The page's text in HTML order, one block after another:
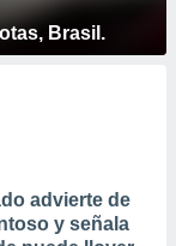
Brasil.
advierte de
y señala